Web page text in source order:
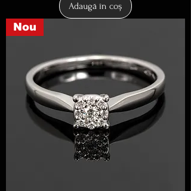
Adaugă în coș
Nou